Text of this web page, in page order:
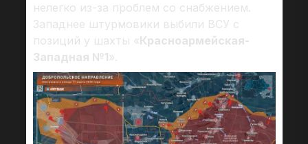
нелегко из-за проблем со снабжением.
Западнее штурмовики выбили ВСУ с
позиций у шахты «Красноармейская-
Западная №1».